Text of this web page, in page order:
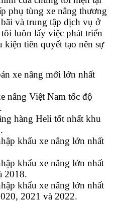
phụ tùng xe nâng thương
và trung tập dịch vụ ở
luôn lấy việc phát triển
kiện tiên quyết tạo nên sự
xe nâng mới lớn nhất
nâng Việt Nam tốc độ
hàng Heli tốt nhất khu
khẩu xe nâng lớn nhất
khẩu xe nâng lớn nhất
2018.
khẩu xe nâng lớn nhất
2021 và 2022.